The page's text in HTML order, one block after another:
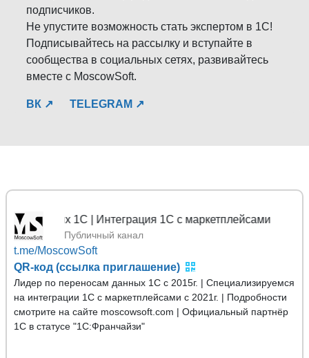
подписчиков.
Не упустите возможность стать экспертом в 1С!
Подписывайтесь на рассылку и вступайте в
сообщества в социальных сетях, развивайтесь
вместе с MoscowSoft.
ВК ↗ TELEGRAM ↗
1С | Интеграция 1С с маркетплейсами
Публичный канал
t.me/MoscowSoft
QR-код (ссылка приглашение)
Лидер по переносам данных 1С с 2015г. | Специализируемся
на интеграции 1С с маркетплейсами с 2021г. | Подробности
смотрите на сайте moscowsoft.com | Официальный партнёр
1С в статусе "1С:Франчайзи"